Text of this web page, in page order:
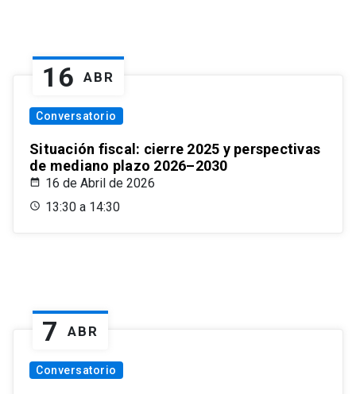
16 ABR
Conversatorio
Situación fiscal: cierre 2025 y perspectivas
de mediano plazo 2026–2030
16 de Abril de 2026
13:30 a 14:30
7 ABR
Conversatorio